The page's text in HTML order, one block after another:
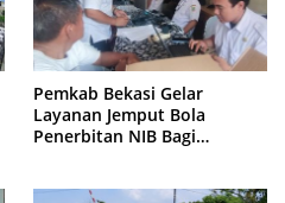
Pemkab Bekasi Gelar
Layanan Jemput Bola
Penerbitan NIB Bagi